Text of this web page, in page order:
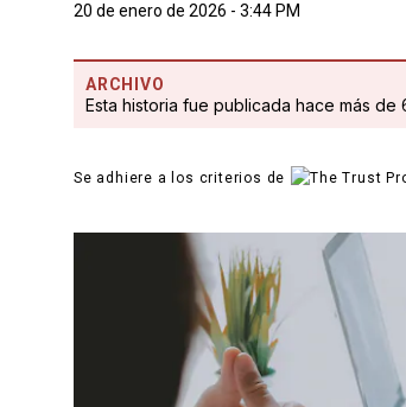
20 de enero de 2026 - 3:44 PM
ARCHIVO
Esta historia fue publicada hace más de
Se adhiere a los criterios de